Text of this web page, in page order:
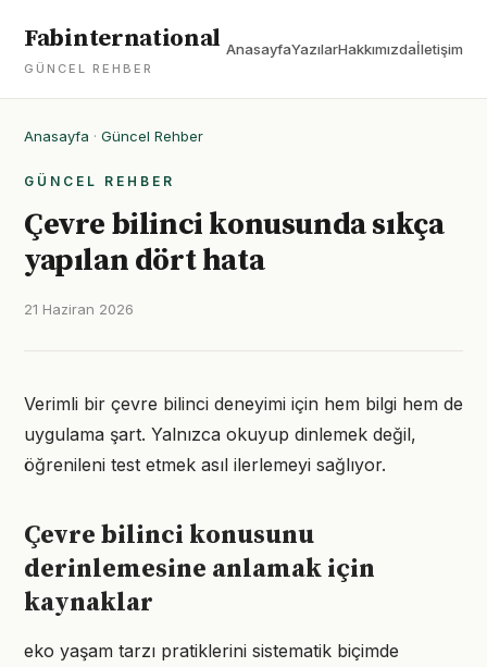
Fabinternational
GÜNCEL REHBER
AnasayfaYazılarHakkımızdaİletişim
Anasayfa · Güncel Rehber
GÜNCEL REHBER
Çevre bilinci konusunda sıkça
yapılan dört hata
21 Haziran 2026
Verimli bir çevre bilinci deneyimi için hem bilgi hem de
uygulama şart. Yalnızca okuyup dinlemek değil,
öğrenileni test etmek asıl ilerlemeyi sağlıyor.
Çevre bilinci konusunu
derinlemesine anlamak için
kaynaklar
eko yaşam tarzı pratiklerini sistematik biçimde